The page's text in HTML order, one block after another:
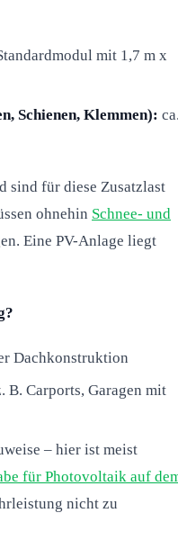
mit 1,7 m x
Schienen, Klemmen):
sind für diese Zusatzlast
ohnehin Schnee- und
Eine PV-Anlage liegt
Dachkonstruktion
Carports, Garagen mit
– hier ist meist
für Photovoltaik auf
nicht zu